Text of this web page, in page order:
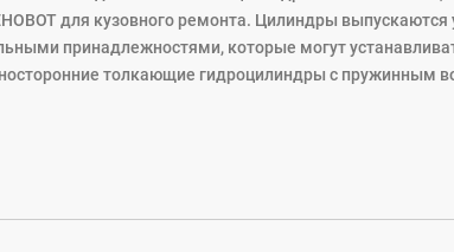
для кузовного ремонта. Цилиндры
принадлежностями, которые могут
толкающие гидроцилиндры с пружинным